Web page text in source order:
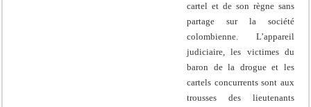
cartel et de son règne sans
partage sur la société
colombienne. L’appareil
judiciaire, les victimes du
baron de la drogue et les
cartels concurrents sont aux
trousses des lieutenants